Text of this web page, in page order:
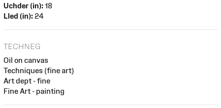
Uchder (in): 18
Lled (in): 24
TECHNEG
Oil on canvas
Techniques (fine art)
Art dept - fine
Fine Art - painting